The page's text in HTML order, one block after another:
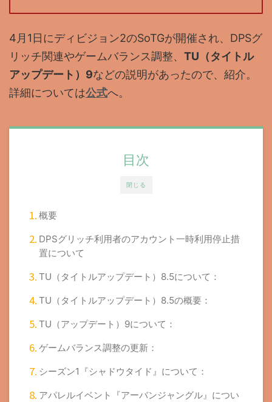
4月1日にディビジョン2のSoTGが開催され、DPSグ
リッチ関連やゲームバランス調整、 TU（タイトル
アップデート）9などの説明があったので、紹介。
詳細については公式へ。
閉じる
目次
概要
DPSグリッチ利用者のアカウント一時利用停止措
置について
TU（タイトルアップデート）8.5について：
TU（タイトルアップデート）8.5の概要：
TU（アップデート）9について：
ゲームバランス調整の更新：
シーズン1『シャドウタイド』について：
アパレルイベント『アーバンジャングル』につい